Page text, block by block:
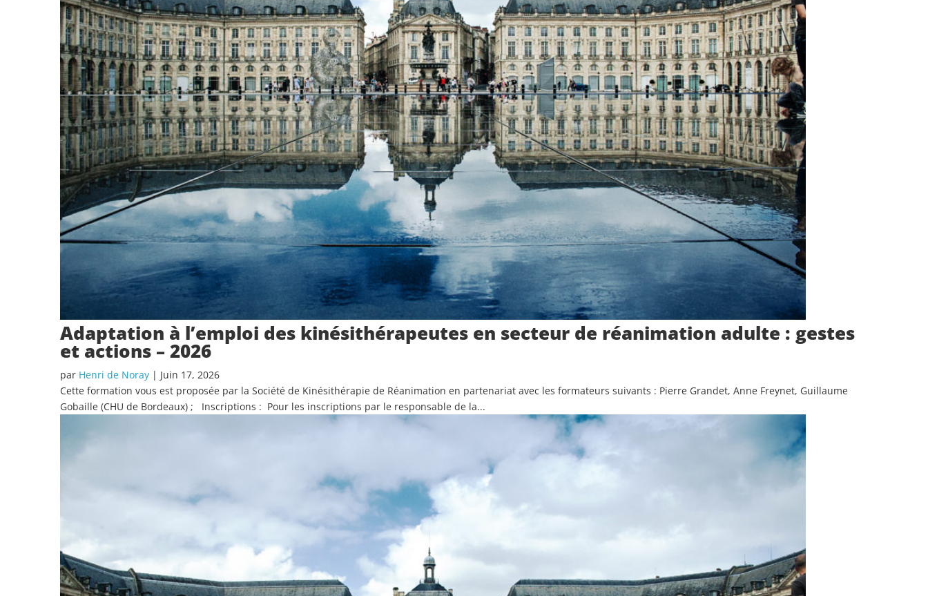
Adaptation à l’emploi des kinésithérapeutes en secteur de réanimation adulte : gestes
et actions – 2026
par Henri de Noray | Juin 17, 2026
Cette formation vous est proposée par la Société de Kinésithérapie de Réanimation en partenariat avec les formateurs suivants : Pierre Grandet, Anne Freynet, Guillaume
Gobaille (CHU de Bordeaux) ; Inscriptions : Pour les inscriptions par le responsable de la...